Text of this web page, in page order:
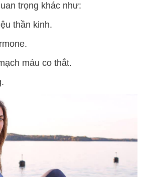
trọng khác như:
thần kinh.
máu co thắt.